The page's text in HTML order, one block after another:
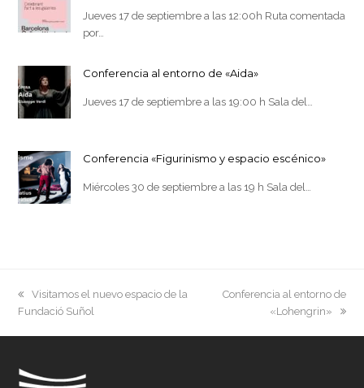
Jueves 17 de septiembre a las 12:00h Ruta comentada
por…
Conferencia al entorno de «Aida»
Jueves 17 de septiembre a las 19:00 h Sala del…
Conferencia «Figurinismo y espacio escénico»
Miércoles 30 de septiembre a las 19 h Sala del…
previous
post:
Visitamos el nuevo espacio de la
Fundació Suñol
next
Conferencia al entorno de
«Lohengrin»